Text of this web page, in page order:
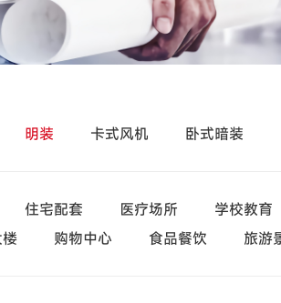
明装 卡式风机 卧式暗装
住宅配套 医疗场所 学校教育
购物中心 食品餐饮 旅游